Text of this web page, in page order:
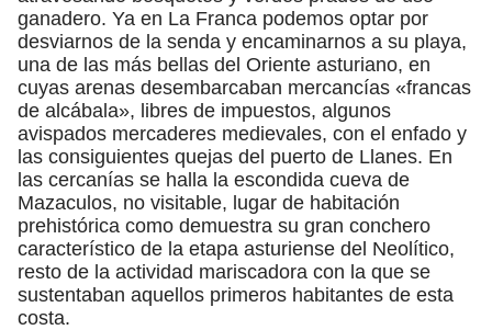
ganadero. Ya en La Franca podemos optar por
desviarnos de la senda y encaminarnos a su playa,
una de las más bellas del Oriente asturiano, en
cuyas arenas desembarcaban mercancías «francas
de alcábala», libres de impuestos, algunos
avispados mercaderes medievales, con el enfado y
las consiguientes quejas del puerto de Llanes. En
las cercanías se halla la escondida cueva de
Mazaculos, no visitable, lugar de habitación
prehistórica como demuestra su gran conchero
característico de la etapa asturiense del Neolítico,
resto de la actividad mariscadora con la que se
sustentaban aquellos primeros habitantes de esta
costa.